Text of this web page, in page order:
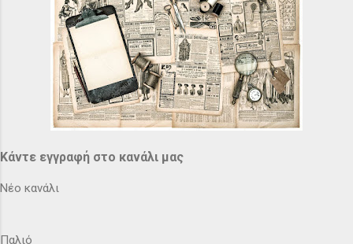
Κάντε εγγραφή στο κανάλι μας
Νέο κανάλι
Παλιό